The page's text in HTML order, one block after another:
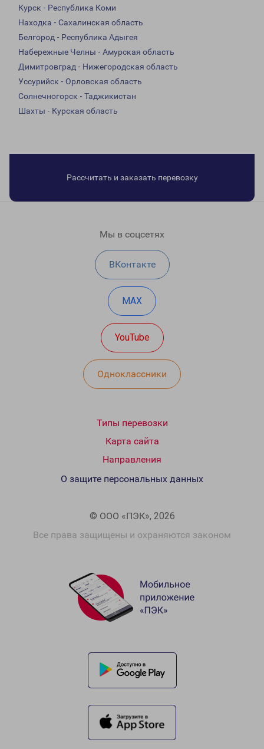
Курск - Республика Коми
Находка - Сахалинская область
Белгород - Республика Адыгея
Набережные Челны - Амурская область
Димитровград - Нижегородская область
Уссурийск - Орловская область
Солнечногорск - Таджикистан
Шахты - Курская область
Рассчитать и заказать перевозку
Мы в соцсетях
ВКонтакте
MAX
YouTube
Одноклассники
Типы перевозки
Карта сайта
Направления
© ООО «ПЭК», 2026
Все права защищены и охраняются законом
О защите персональных данных